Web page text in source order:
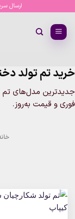
content
ارسال
خرید تم تولد
جدیدترین مدل‌های تم
فوری و قیمت به‌روز.